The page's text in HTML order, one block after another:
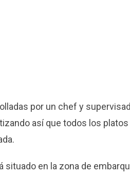
por un chef y
así que todos los
en la zona de